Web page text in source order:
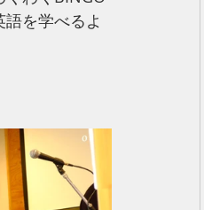
を学べるよ